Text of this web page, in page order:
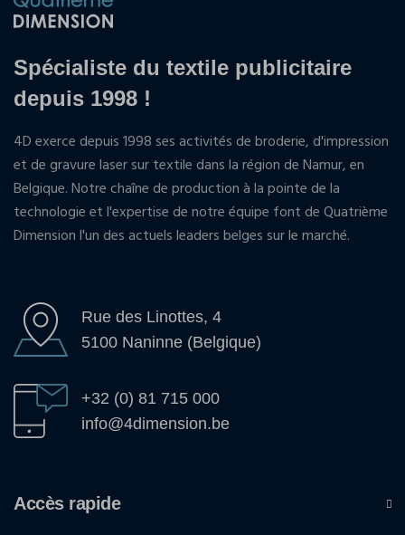
Spécialiste du textile publicitaire
depuis 1998 !
4D exerce depuis 1998 ses activités de broderie, d'impression
et de gravure laser sur textile dans la région de Namur, en
Belgique. Notre chaîne de production à la pointe de la
technologie et l'expertise de notre équipe font de Quatrième
Dimension l'un des actuels leaders belges sur le marché.
Rue des Linottes, 4
5100 Naninne (Belgique)
+32 (0) 81 715 000
info@4dimension.be
Accès rapide